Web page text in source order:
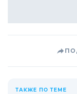
ТАКЖЕ ПО ТЕМЕ